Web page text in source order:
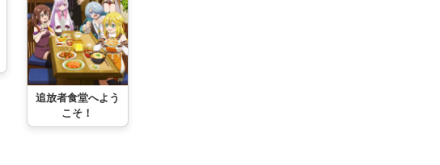
追放者食堂へよう
こそ！